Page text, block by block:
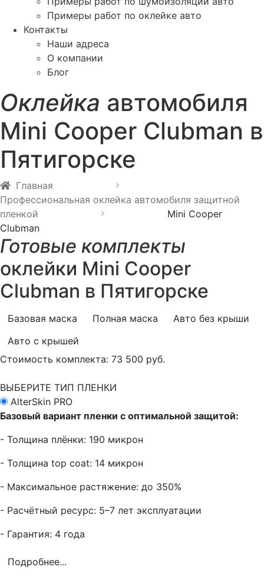
Примеры работ по оклейке авто
Контакты
Наши адреса
О компании
Блог
Оклейка автомобиля
Mini Cooper Clubman в
Пятигорске
Главная
Профессиональная оклейка автомобиля защитной
пленкой
Mini Cooper
Clubman
Готовые комплекты
оклейки Mini Cooper
Clubman в Пятигорске
Базовая маска Полная маска
Авто без крыши
Авто с крышей
Стоимость комплекта: 73 500 руб.
ВЫБЕРИТЕ ТИП ПЛЕНКИ
AlterSkin PRO
Базовый вариант пленки с оптимальной защитой:
- Толщина плёнки: 190 микрон
- Толщина top coat: 14 микрон
- Максимальное растяжение: до 350%
- Расчётный ресурс: 5–7 лет эксплуатации
- Гарантия: 4 года
Подробнее...